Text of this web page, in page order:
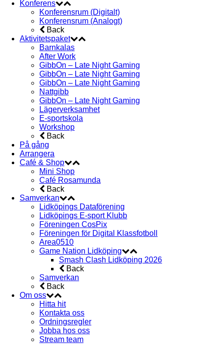
Konferens
Konferensrum (Digitalt)
Konferensrum (Analogt)
Back
Aktivitetspaket
Barnkalas
After Work
GibbOn – Late Night Gaming
GibbOn – Late Night Gaming
GibbOn – Late Night Gaming
Nattgibb
GibbOn – Late Night Gaming
Lägerverksamhet
E-sportskola
Workshop
Back
På gång
Arrangera
Café & Shop
Mini Shop
Café Rosamunda
Back
Samverkan
Lidköpings Dataförening
Lidköpings E-sport Klubb
Föreningen CosPix
Föreningen för Digital Klassfotboll
Area0510
Game Nation Lidköping
Smash Clash Lidköping 2026
Back
Samverkan
Back
Om oss
Hitta hit
Kontakta oss
Ordningsregler
Jobba hos oss
Stream team